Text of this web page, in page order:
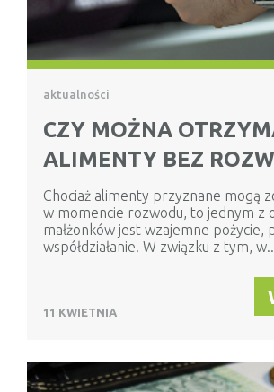
aktualności
CZY MOŻNA
ALIMENTY BEZ
Chociaż alimenty przyznane mogą
w momencie rozwodu, to jednym z
małżonków jest wzajemne pożycie,
współdziałanie. W związku z tym,
11 KWIETNIA